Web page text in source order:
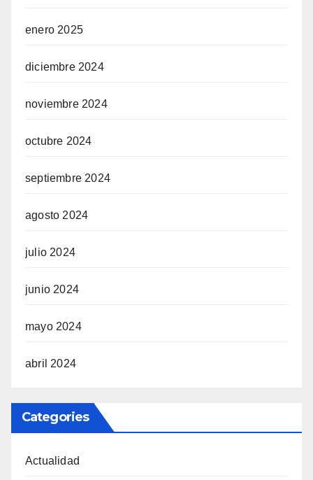
enero 2025
diciembre 2024
noviembre 2024
octubre 2024
septiembre 2024
agosto 2024
julio 2024
junio 2024
mayo 2024
abril 2024
Categories
Actualidad